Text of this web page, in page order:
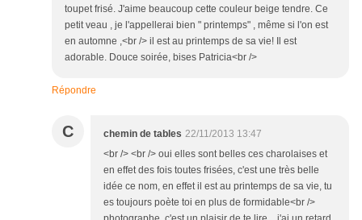
toupet frisé. J'aime beaucoup cette couleur beige tendre. Ce
petit veau , je l'appellerai bien " printemps" , même si l'on est
en automne ,<br /> il est au printemps de sa vie! Il est
adorable. Douce soirée, bises Patricia<br />
Répondre
C chemin de tables 22/11/2013 13:47
<br /> <br /> oui elles sont belles ces charolaises et
en effet des fois toutes frisées, c'est une très belle
idée ce nom, en effet il est au printemps de sa vie, tu
es toujours poète toi en plus de formidable<br />